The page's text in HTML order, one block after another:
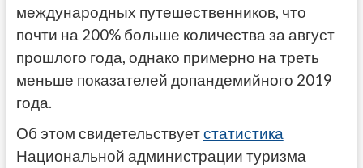
международных путешественников, что
почти на 200% больше количества за август
прошлого года, однако примерно на треть
меньше показателей допандемийного 2019
года.
Об этом свидетельствуетстатистика
Национальной администрации туризма